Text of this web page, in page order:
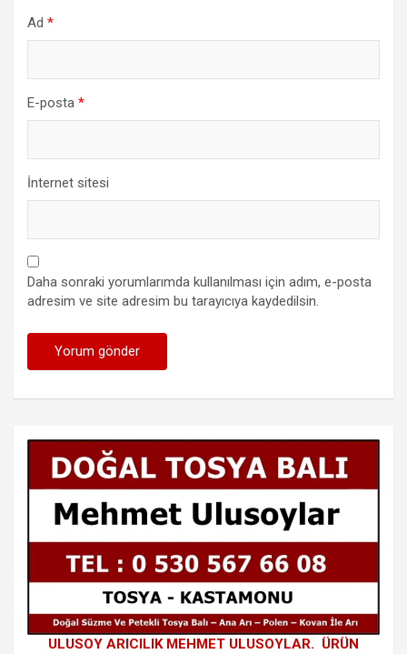
Ad *
E-posta *
İnternet sitesi
Daha sonraki yorumlarımda kullanılması için adım, e-posta
adresim ve site adresim bu tarayıcıya kaydedilsin.
ULUSOY ARICILIK MEHMET ULUSOYLAR. ÜRÜN